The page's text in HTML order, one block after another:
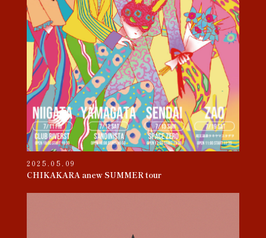
2025.05.09
CHIKAKARA anew SUMMER tour